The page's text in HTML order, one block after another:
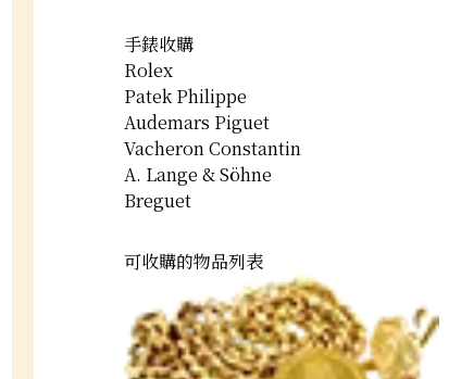
手錶收購
Rolex
Patek Philippe
Audemars Piguet
Vacheron Constantin
A. Lange & Söhne
Breguet
可收購的物品列表